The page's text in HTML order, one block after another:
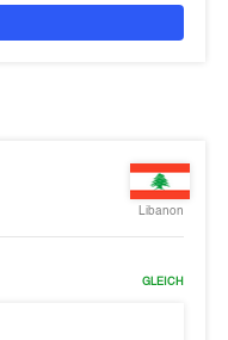
Libanon
GLEICH